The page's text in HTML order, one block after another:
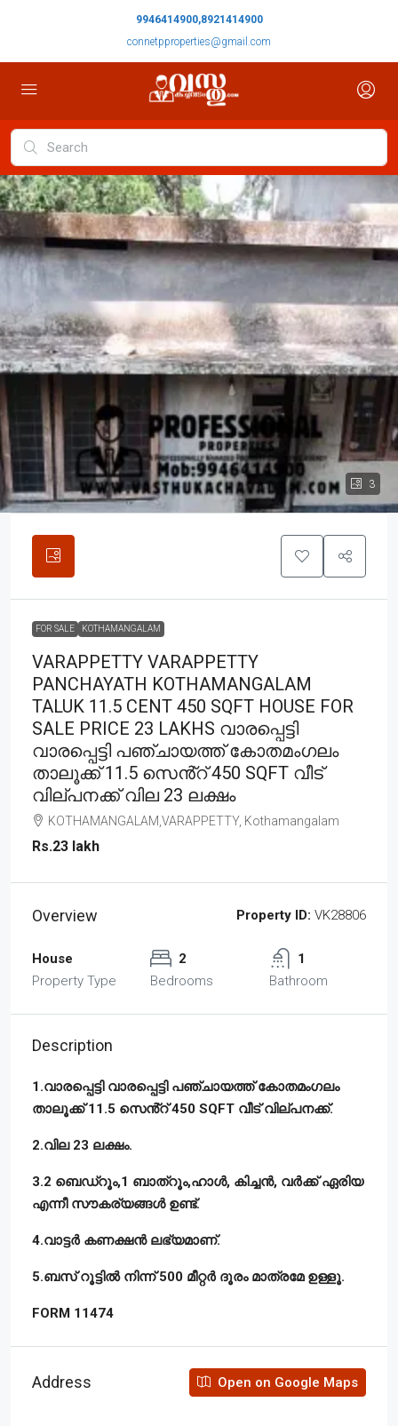
9946414900,8921414900
connetpproperties@gmail.com
3
FOR SALE KOTHAMANGALAM
VARAPPETTY VARAPPETTY
PANCHAYATH KOTHAMANGALAM
TALUK 11.5 CENT 450 SQFT HOUSE FOR
SALE PRICE 23 LAKHS വാരപ്പെട്ടി
വാരപ്പെട്ടി പഞ്ചായത്ത് കോതമംഗലം
താലൂക്ക് 11.5 സെൻ്റ് 450 SQFT വീട്
വില്പനക്ക് വില 23 ലക്ഷം
KOTHAMANGALAM,VARAPPETTY, Kothamangalam
Rs.23 lakh
Overview Property ID: VK28806
House
Property Type
2
Bedrooms
1
Bathroom
Description
1.വാരപ്പെട്ടി വാരപ്പെട്ടി പഞ്ചായത്ത് കോതമംഗലം
താലൂക്ക് 11.5 സെൻ്റ് 450 SQFT വീട് വില്പനക്ക്.
2.വില 23 ലക്ഷം.
3.2 ബെഡ്റൂം,1 ബാത്റൂം,ഹാൾ, കിച്ചൻ, വർക്ക് ഏരിയ
എന്നീ സൗകര്യങ്ങൾ ഉണ്ട്.
4.വാട്ടർ കണക്ഷൻ ലഭ്യമാണ്.
5.ബസ് റൂട്ടിൽ നിന്ന് 500 മീറ്റർ ദൂരം മാത്രമേ ഉള്ളൂ.
FORM 11474
Address Open on Google Maps